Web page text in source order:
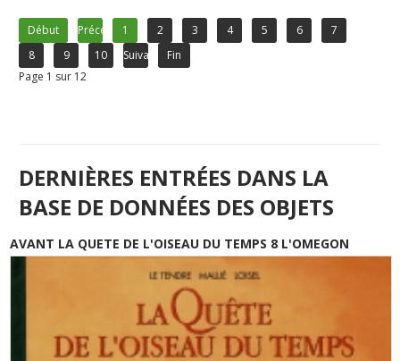
Début Précédent1 2 3 4 5 6
7
8
9 10 Suivant
Fin
Page 1 sur 12
DERNIÈRES ENTRÉES DANS LA
BASE DE DONNÉES DES OBJETS
AVANT LA QUETE DE L'OISEAU DU TEMPS 8 L'OMEGON